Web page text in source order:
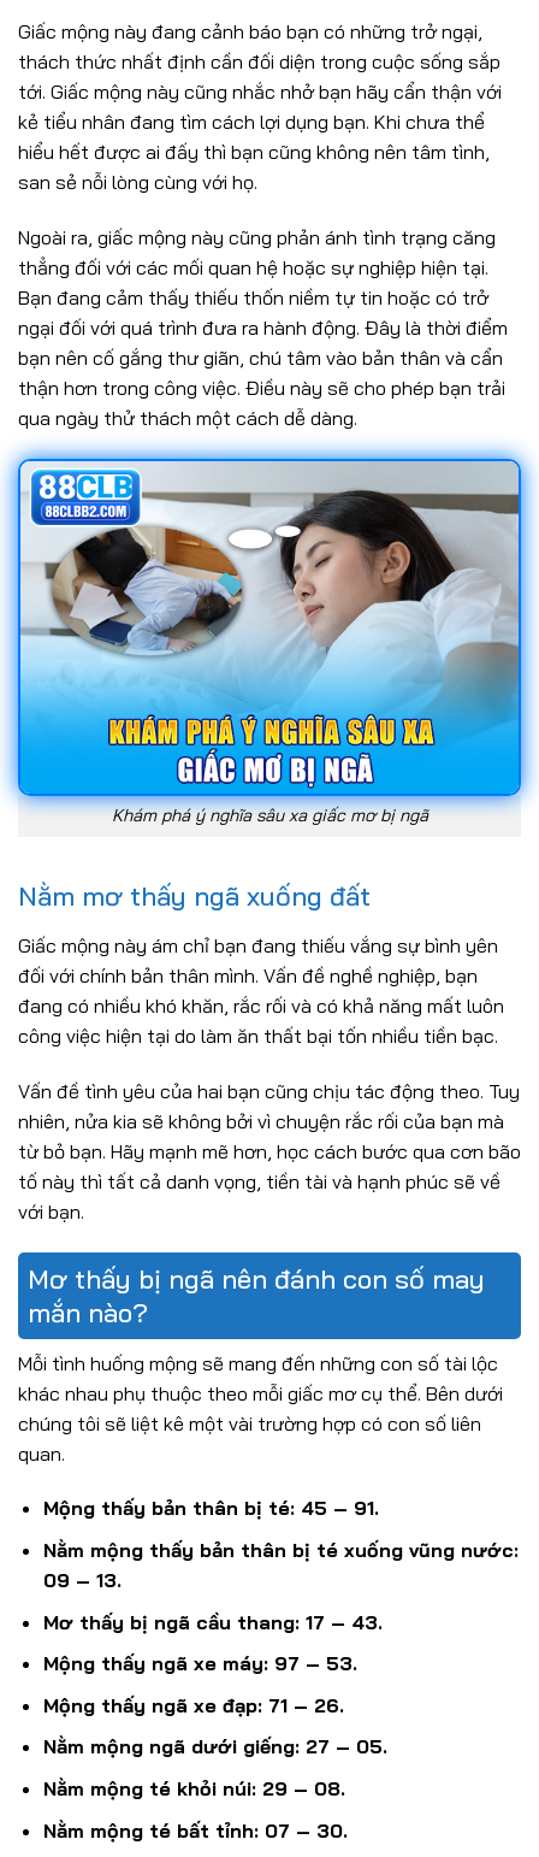
Giấc mộng này đang cảnh báo bạn có những trở ngại,
thách thức nhất định cần đối diện trong cuộc sống sắp
tới. Giấc mộng này cũng nhắc nhở bạn hãy cẩn thận với
kẻ tiểu nhân đang tìm cách lợi dụng bạn. Khi chưa thể
hiểu hết được ai đấy thì bạn cũng không nên tâm tình,
san sẻ nỗi lòng cùng với họ.
Ngoài ra, giấc mộng này cũng phản ánh tình trạng căng
thẳng đối với các mối quan hệ hoặc sự nghiệp hiện tại.
Bạn đang cảm thấy thiếu thốn niềm tự tin hoặc có trở
ngại đối với quá trình đưa ra hành động. Đây là thời điểm
bạn nên cố gắng thư giãn, chú tâm vào bản thân và cẩn
thận hơn trong công việc. Điều này sẽ cho phép bạn trải
qua ngày thử thách một cách dễ dàng.
Khám phá ý nghĩa sâu xa giấc mơ bị ngã
Nằm mơ thấy ngã xuống đất
Giấc mộng này ám chỉ bạn đang thiếu vắng sự bình yên
đối với chính bản thân mình. Vấn đề nghề nghiệp, bạn
đang có nhiều khó khăn, rắc rối và có khả năng mất luôn
công việc hiện tại do làm ăn thất bại tốn nhiều tiền bạc.
Vấn đề tình yêu của hai bạn cũng chịu tác động theo. Tuy
nhiên, nửa kia sẽ không bởi vì chuyện rắc rối của bạn mà
từ bỏ bạn. Hãy mạnh mẽ hơn, học cách bước qua cơn bão
tố này thì tất cả danh vọng, tiền tài và hạnh phúc sẽ về
với bạn.
Mơ thấy bị ngã nên đánh con số may
mắn nào?
Mỗi tình huống mộng sẽ mang đến những con số tài lộc
khác nhau phụ thuộc theo mỗi giấc mơ cụ thể. Bên dưới
chúng tôi sẽ liệt kê một vài trường hợp có con số liên
quan.
Mộng thấy bản thân bị té: 45 – 91.
Nằm mộng thấy bản thân bị té xuống vũng nước:
09 – 13.
Mơ thấy bị ngã cầu thang: 17 – 43.
Mộng thấy ngã xe máy: 97 – 53.
Mộng thấy ngã xe đạp: 71 – 26.
Nằm mộng ngã dưới giếng: 27 – 05.
Nằm mộng té khỏi núi: 29 – 08.
Nằm mộng té bất tỉnh: 07 – 30.